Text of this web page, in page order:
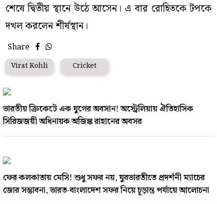
শেষে দ্বিতীয় স্থানে উঠে আসেন। এ বার রোহিতকে টপকে
দখল করলেন শীর্ষস্থান।
Share
Virat Kohli Cricket
ভারতীয় ক্রিকেটে এক যুগের অবসান! অস্ট্রেলিয়ায় ঐতিহাসিক
সিরিজজয়ী অধিনায়ক অজিঙ্ক রাহানের অবসর
ফের কলকাতায় মেসি! শুধু সফর নয়, যুবভারতীতে প্রদর্শনী ম্যাচের
জোর সম্ভাবনা, ভারত-বাংলাদেশ সফর নিয়ে চূড়ান্ত পর্যায়ে আলোচনা